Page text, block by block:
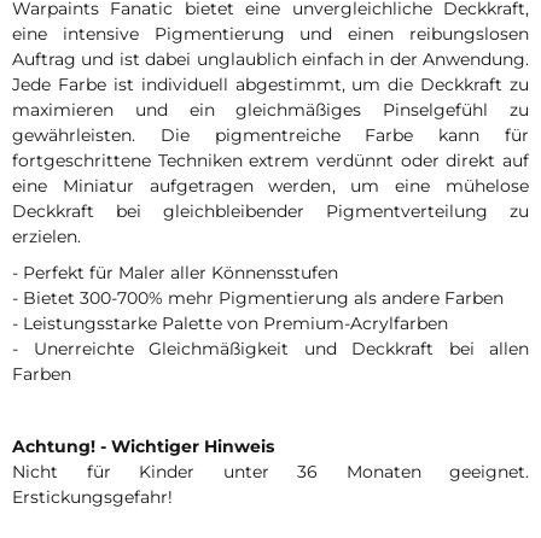
Warpaints Fanatic bietet eine unvergleichliche Deckkraft,
eine intensive Pigmentierung und einen reibungslosen
Auftrag und ist dabei unglaublich einfach in der Anwendung.
Jede Farbe ist individuell abgestimmt, um die Deckkraft zu
maximieren und ein gleichmäßiges Pinselgefühl zu
gewährleisten. Die pigmentreiche Farbe kann für
fortgeschrittene Techniken extrem verdünnt oder direkt auf
eine Miniatur aufgetragen werden, um eine mühelose
Deckkraft bei gleichbleibender Pigmentverteilung zu
erzielen.
- Perfekt für Maler aller Könnensstufen
- Bietet 300-700% mehr Pigmentierung als andere Farben
- Leistungsstarke Palette von Premium-Acrylfarben
- Unerreichte Gleichmäßigkeit und Deckkraft bei allen
Farben
Achtung! - Wichtiger Hinweis
Nicht für Kinder unter 36 Monaten geeignet.
Erstickungsgefahr!